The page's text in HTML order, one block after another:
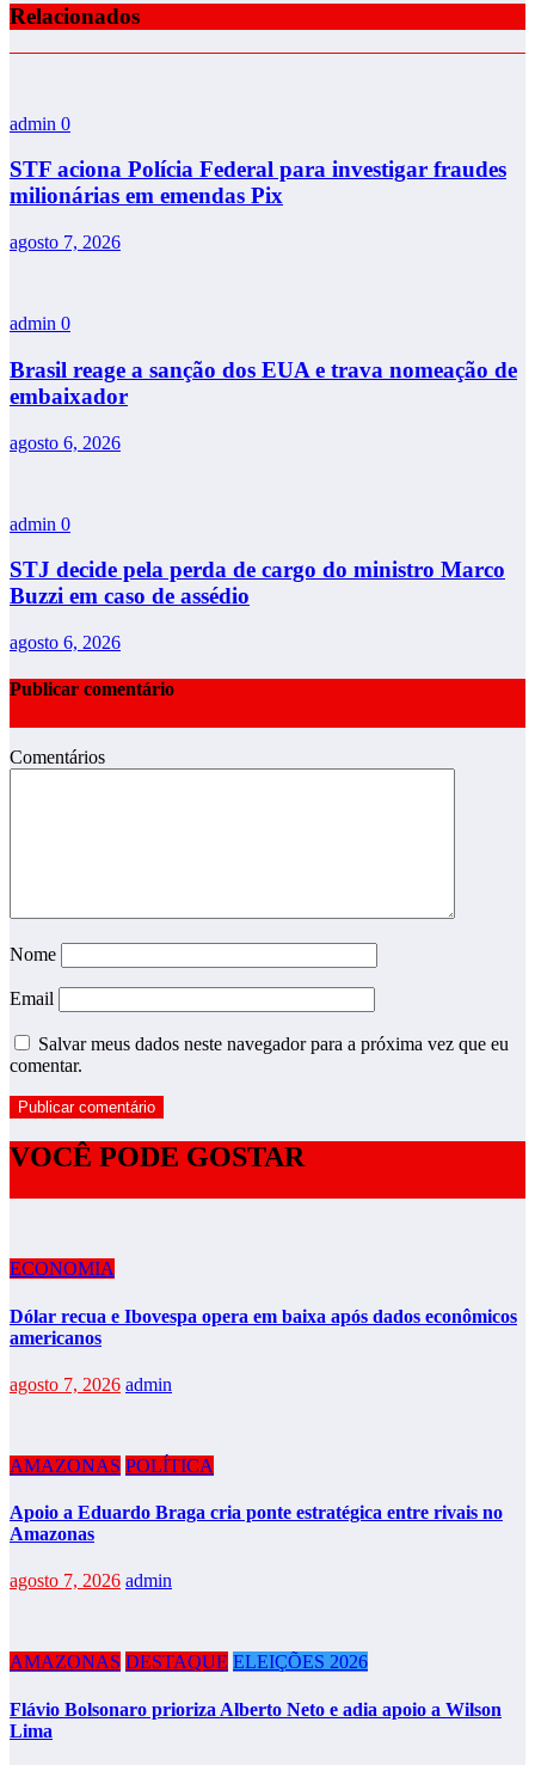
Relacionados
admin 0
STF aciona Polícia Federal para investigar fraudes
milionárias em emendas Pix
agosto 7, 2026
admin 0
Brasil reage a sanção dos EUA e trava nomeação de
embaixador
agosto 6, 2026
admin 0
STJ decide pela perda de cargo do ministro Marco
Buzzi em caso de assédio
agosto 6, 2026
Publicar comentário
Comentários
Nome
Email
Salvar meus dados neste navegador para a próxima vez que eu
comentar.
VOCÊ PODE GOSTAR
ECONOMIA
Dólar recua e Ibovespa opera em baixa após dados econômicos
americanos
agosto 7, 2026 admin
AMAZONAS POLÍTICA
Apoio a Eduardo Braga cria ponte estratégica entre rivais no
Amazonas
agosto 7, 2026 admin
AMAZONAS DESTAQUE ELEIÇÕES 2026
Flávio Bolsonaro prioriza Alberto Neto e adia apoio a Wilson
Lima